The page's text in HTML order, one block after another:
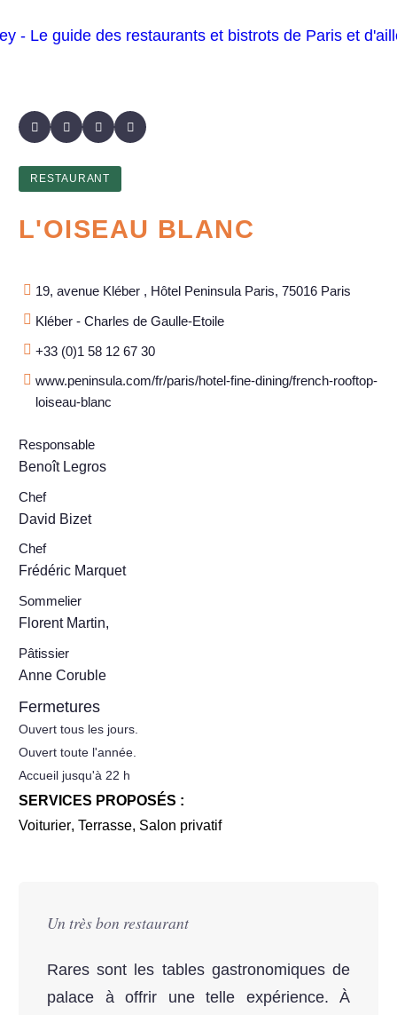
RESTAURANT
L'OISEAU BLANC
19, avenue Kléber , Hôtel Peninsula Paris, 75016 Paris
Kléber - Charles de Gaulle-Etoile
+33 (0)1 58 12 67 30
www.peninsula.com/fr/paris/hotel-fine-dining/french-rooftop-
loiseau-blanc
Responsable
Benoît Legros
Chef
David Bizet
Chef
Frédéric Marquet
Sommelier
Florent Martin,
Pâtissier
Anne Coruble
Fermetures
Ouvert tous les jours.
Ouvert toute l'année.
Accueil jusqu'à 22 h
SERVICES PROPOSÉS :
Voiturier, Terrasse, Salon privatif
Un très bon restaurant
Rares sont les tables gastronomiques de
palace à offrir une telle expérience. À